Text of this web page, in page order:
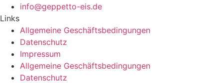
info@geppetto-eis.de
Links
Allgemeine Geschäftsbedingungen
Datenschutz
Impressum
Allgemeine Geschäftsbedingungen
Datenschutz